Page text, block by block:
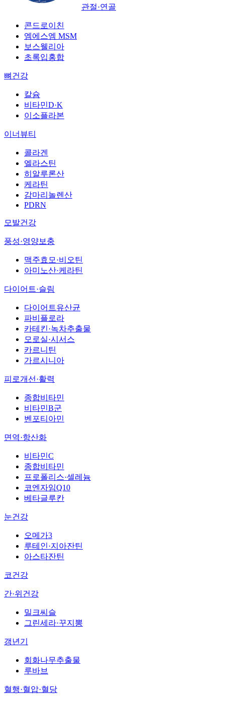
관절·연골
콘드로이친
엠에스엠 MSM
보스웰리아
초록입홍합
뼈건강
칼슘
비타민D·K
이소플라본
이너뷰티
콜라겐
엘라스틴
히알루론산
케라틴
감마리놀렌산
PDRN
모발건강
풍성·영양보충
맥주효모·비오틴
아미노산·케라틴
다이어트·슬림
다이어트유산균
파비플로라
카테킨·녹차추출물
모로실·시서스
카르니틴
가르시니아
피로개선·활력
종합비타민
비타민B군
벤포티아민
면역·항산화
비타민C
종합비타민
프로폴리스·셀레늄
코엔자임Q10
베타글루칸
눈건강
오메가3
루테인·지아잔틴
아스타잔틴
코건강
간·위건강
밀크씨슬
그린세라·꾸지뽕
갱년기
회화나무추출물
루바브
혈행·혈압·혈당